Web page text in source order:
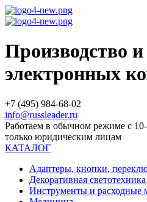
Производство
электронных
+7 (495) 984-68-02
info@russleader.ru
Работаем в обычном режиме с
только юридическим лицам
КАТАЛОГ
Адаптеры, кнопки,
Декоративная
Инструменты и расходные